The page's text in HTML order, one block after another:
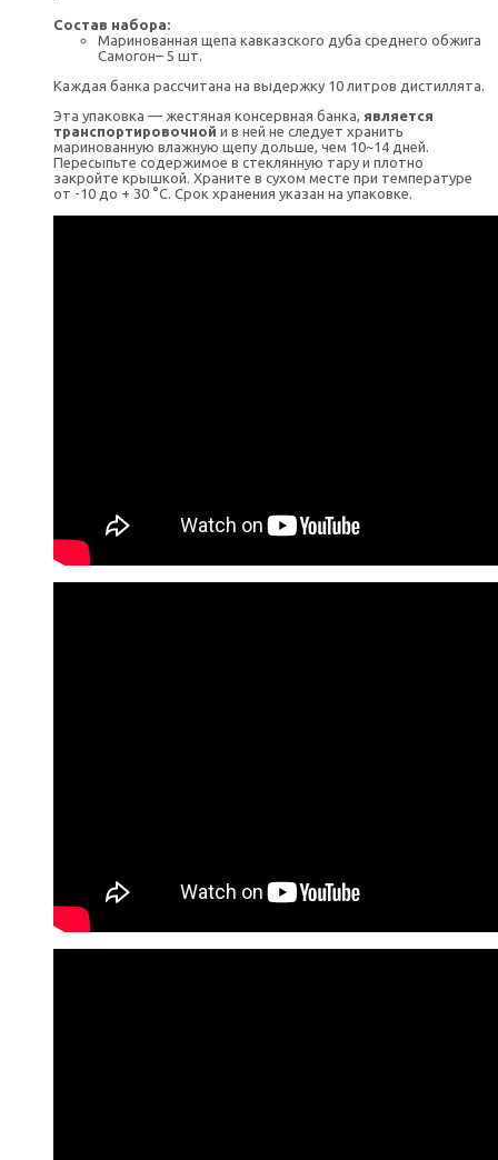
Состав набора:
Маринованная щепа кавказского дуба среднего обжига
Самогон– 5 шт.
Каждая банка рассчитана на выдержку 10 литров дистиллята.
Эта упаковка — жестяная консервная банка, является
транспортировочной и в ней не следует хранить
маринованную влажную щепу дольше, чем 10~14 дней.
Пересыпьте содержимое в стеклянную тару и плотно
закройте крышкой. Храните в сухом месте при температуре
от -10 до + 30 °C. Срок хранения указан на упаковке.